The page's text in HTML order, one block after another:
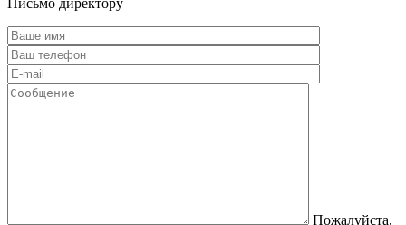
Письмо директору
Пожалуйста,